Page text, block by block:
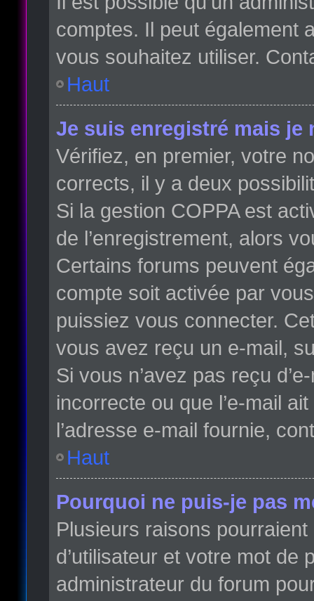
comptes. Il peut également
vous souhaitez utiliser.
Haut
Je suis enregistré mais je
Vérifiez, en premier, votre
corrects, il y a deux
Si la gestion COPPA est
de l’enregistrement, alors
Certains forums peuvent
compte soit activée par
puissiez vous connecter.
vous avez reçu un e-mail,
Si vous n’avez pas reçu
incorrecte ou que l’e-mail
l’adresse e-mail fournie,
Haut
Pourquoi ne puis-je pas
Plusieurs raisons
d’utilisateur et votre mot de
administrateur du forum